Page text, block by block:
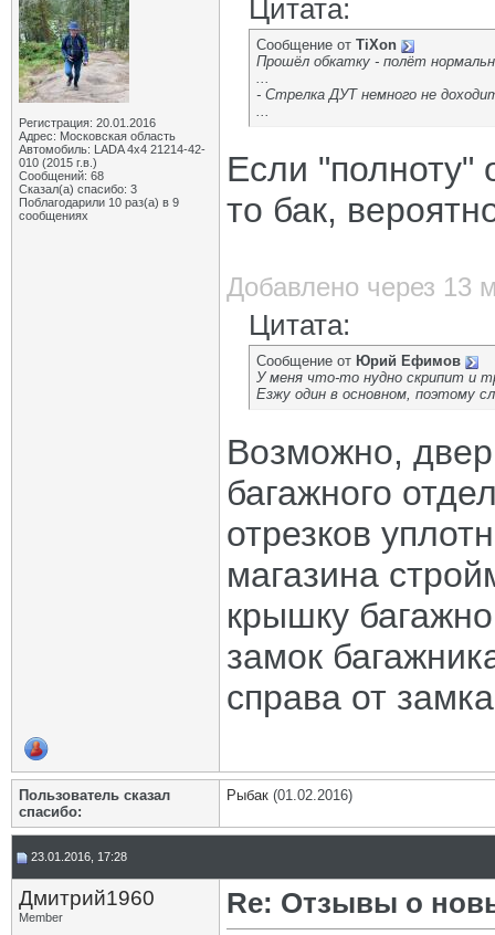
Регистрация: 20.01.2016
Адрес: Московская область
Автомобиль: LADA 4x4 21214-42-
010 (2015 г.в.)
Сообщений: 68
Сказал(а) спасибо: 3
Поблагодарили 10 раз(а) в 9
сообщениях
Цитата:
Сообщение от TiXon
Прошёл обкатку - полёт
...
- Стрелка ДУТ немного не
...
Если "полноту"
то бак,
Добавлено через 13
Цитата:
Сообщение от Юрий Ефимов
У меня что-то нудно скрипит и
Езжу один в основном, поэтому
Возможно,
багажного
отрезков
магазина
крышку
замок
справа от
Пользователь сказал
cпасибо:
Рыбак (01.02.2016)
23.01.2016, 17:28
Дмитрий1960
Member Re: Отзывы о